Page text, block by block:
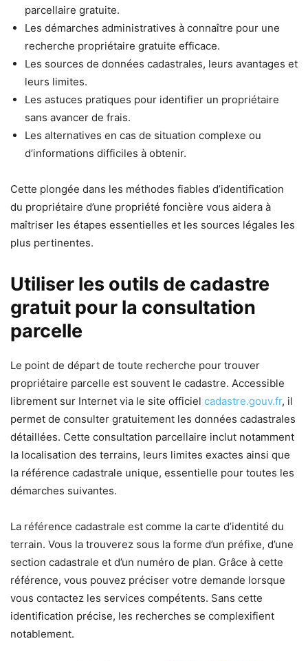
parcellaire gratuite.
Les démarches administratives à connaître pour une
recherche propriétaire gratuite efficace.
Les sources de données cadastrales, leurs avantages et
leurs limites.
Les astuces pratiques pour identifier un propriétaire
sans avancer de frais.
Les alternatives en cas de situation complexe ou
d’informations difficiles à obtenir.
Cette plongée dans les méthodes fiables d’identification
du propriétaire d’une propriété foncière vous aidera à
maîtriser les étapes essentielles et les sources légales les
plus pertinentes.
Utiliser les outils de cadastre
gratuit pour la consultation
parcelle
Le point de départ de toute recherche pour trouver
propriétaire parcelle est souvent le cadastre. Accessible
librement sur Internet via le site officiel cadastre.gouv.fr, il
permet de consulter gratuitement les données cadastrales
détaillées. Cette consultation parcellaire inclut notamment
la localisation des terrains, leurs limites exactes ainsi que
la référence cadastrale unique, essentielle pour toutes les
démarches suivantes.
La référence cadastrale est comme la carte d’identité du
terrain. Vous la trouverez sous la forme d’un préfixe, d’une
section cadastrale et d’un numéro de plan. Grâce à cette
référence, vous pouvez préciser votre demande lorsque
vous contactez les services compétents. Sans cette
identification précise, les recherches se complexifient
notablement.